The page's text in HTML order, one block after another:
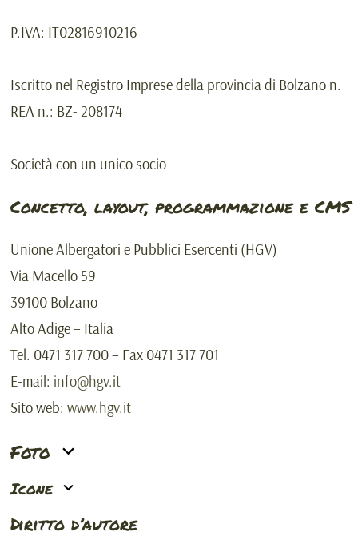
P.IVA: IT02816910216
Iscritto nel Registro Imprese della provincia di Bolzano n.
REA n.: BZ- 208174
Società con un unico socio
Concetto, layout, programmazione e CMS
Unione Albergatori e Pubblici Esercenti (HGV)
Via Macello 59
39100 Bolzano
Alto Adige – Italia
Tel. 0471 317 700 – Fax 0471 317 701
E-mail: info@hgv.it
Sito web: www.hgv.it
Foto
Icone
Diritto d’autore